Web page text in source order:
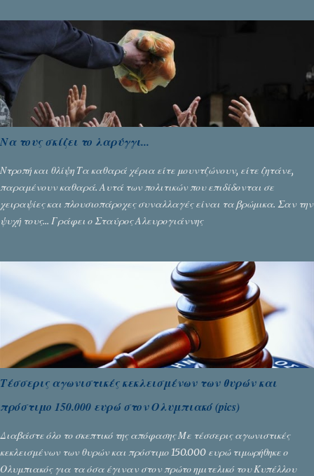
τους που ολοκληρώθηκε με τη νίκη τους στον τελικό επί της Λιθουανίας,
υπάρχουν και τα δυσάρεστα. Τα πολύ δυσάρεστα...
Να τους σκίζει το λαρύγγι...
Ντροπή και θλίψη Τα καθαρά χέρια είτε μουντζώνουν, είτε ζητάνε,
παραμένουν καθαρά. Αυτά των πολιτικών που επιδίδονται σε
χειραψίες και πλουσιοπάροχες συναλλαγές είναι τα βρώμικα. Σαν την
ψυχή τους... Γράφει ο Σταύρος Αλευρογιάννης
Τέσσερις αγωνιστικές κεκλεισμένων των θυρών και
πρόστιμο 150.000 ευρώ στον Ολυμπιακό (pics)
Διαβάστε όλο το σκεπτικό της απόφασης Με τέσσερις αγωνιστικές
κεκλεισμένων των θυρών και πρόστιμο 150.000 ευρώ τιμωρήθηκε ο
Ολυμπιακός για τα όσα έγιναν στον πρώτο ημιτελικό του Κυπέλλου